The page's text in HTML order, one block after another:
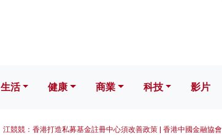
生活 健康 商業 科技 影片
江競競：香港打造私募基金註冊中心須改善政策 | 香港中國金融協會